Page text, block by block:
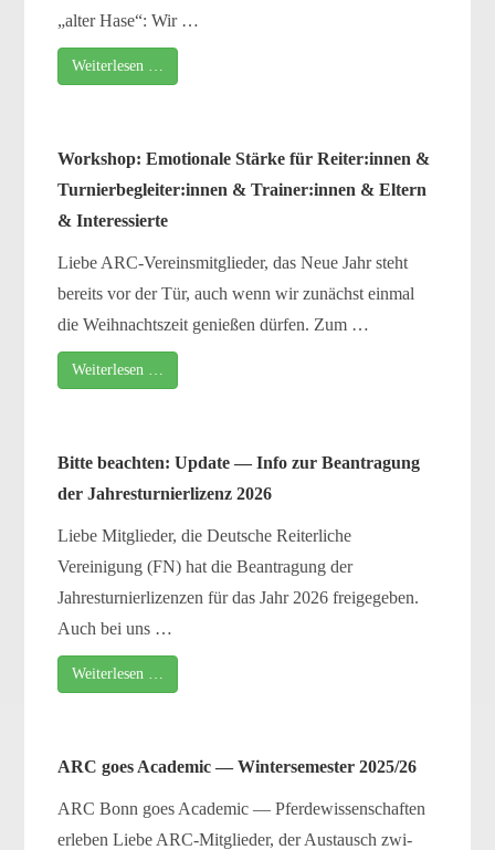
„alter Hase“: Wir …
Weiterlesen …
Workshop: Emotionale Stärke für Reiter:innen &
Turnierbegleiter:innen & Trainer:innen & Eltern
& Interessierte
Liebe ARC-Vereinsmitglieder, das Neue Jahr steht
bereits vor der Tür, auch wenn wir zunächst ein­mal
die Weihnachtszeit genie­ßen dür­fen. Zum …
Weiterlesen …
Bitte beach­ten: Update — Info zur Beantragung
der Jahresturnierlizenz 2026
Liebe Mitglieder, die Deutsche Reiterliche
Vereinigung (FN) hat die Beantragung der
Jahresturnierlizenzen für das Jahr 2026 frei­ge­ge­ben.
Auch bei uns …
Weiterlesen …
ARC goes Academic — Wintersemester 2025/26
ARC Bonn goes Academic — Pferdewissenschaften
erle­ben Liebe ARC-Mitglieder, der Austausch zwi­